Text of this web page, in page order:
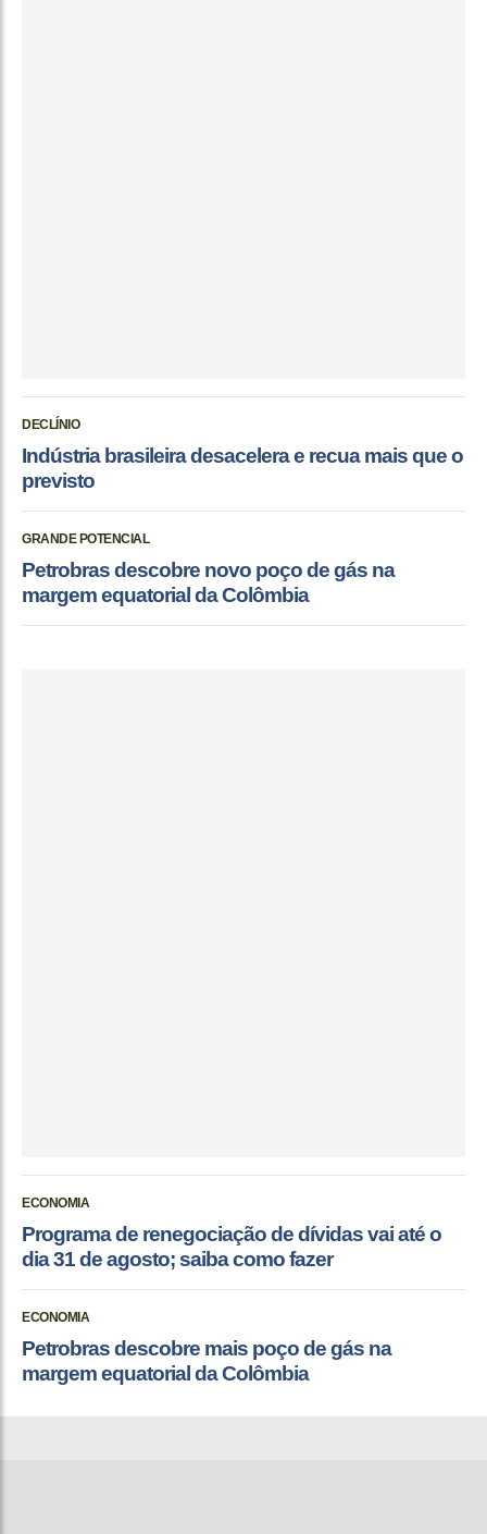
DECLÍNIO
Indústria brasileira desacelera e recua mais que o
previsto
GRANDE POTENCIAL
Petrobras descobre novo poço de gás na
margem equatorial da Colômbia
ECONOMIA
Programa de renegociação de dívidas vai até o
dia 31 de agosto; saiba como fazer
ECONOMIA
Petrobras descobre mais poço de gás na
margem equatorial da Colômbia